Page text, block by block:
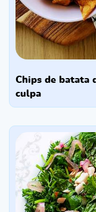
chips de batata doce na airfryer: crocância sem
culpa